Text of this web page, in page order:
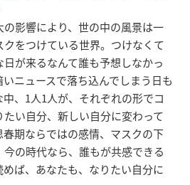
影響により、世の中の風景は一
をつけている世界。つけなくて
が来るなんて誰も予想しなかっ
ニュースで落ち込んでしまう日も
、1人1人が、それぞれの形でコ
い自分、新しい自分に変わって
期ならではの感情、マスクの下
の時代なら、誰もが共感できる
ば、あなたも、なりたい自分に